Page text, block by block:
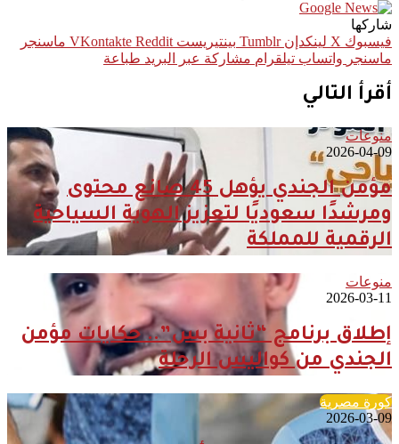
شاركها
فيسبوك ‫X لينكدإن بينتيريست
ماسنجر
ماسنجر واتساب تيلقرام مشاركة عبر البريد طباعة
أقرأ التالي
منوعات
2026-04-09
مؤمن الجندي يؤهل 45 صانع محتوى
ومرشدًا سعوديًا لتعزيز الهوية السياحية
الرقمية للمملكة
منوعات
2026-03-11
إطلاق برنامج “ثانية بس”.. حكايات مؤمن
الجندي من كواليس الرحلة
كورة مصرية
2026-03-09